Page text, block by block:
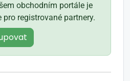
obchodním portále je
pro registrované partnery.